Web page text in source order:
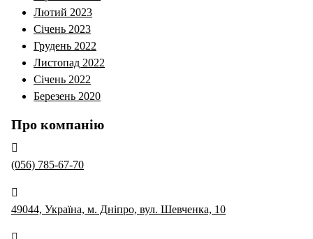
Лютий 2023
Січень 2023
Грудень 2022
Листопад 2022
Січень 2022
Березень 2020
Про компанію
(056) 785-67-70
49044, Україна, м. Дніпро, вул. Шевченка, 10